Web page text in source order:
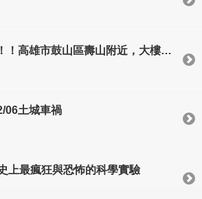
搶劫！！！高雄市鼓山區壽山附近，大樓被猴群組成特種部隊搶劫！！！
06土城車禍
上最瘋狂與恐怖的科學實驗